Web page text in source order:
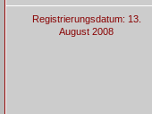
Registrierungsdatum: 13.
August 2008